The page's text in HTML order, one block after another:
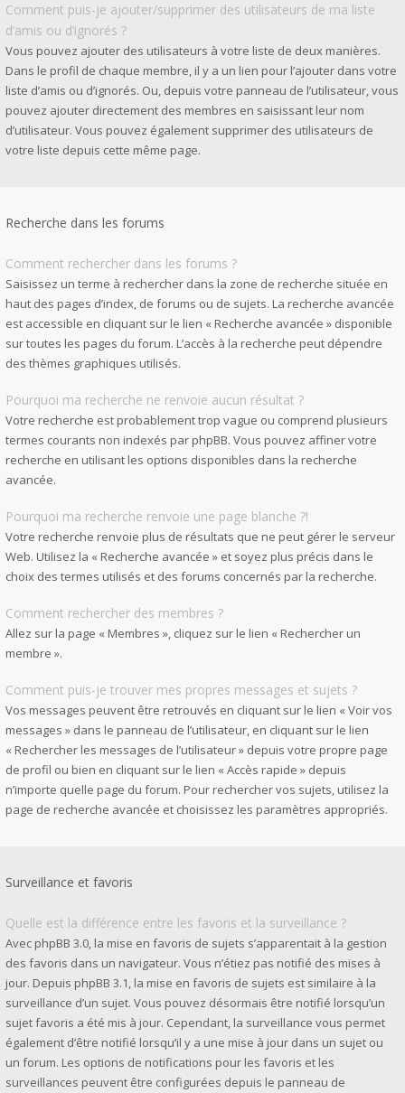
Comment puis-je ajouter/supprimer des utilisateurs de ma liste
d’amis ou d’ignorés ?
Vous pouvez ajouter des utilisateurs à votre liste de deux manières.
Dans le profil de chaque membre, il y a un lien pour l’ajouter dans votre
liste d’amis ou d’ignorés. Ou, depuis votre panneau de l’utilisateur, vous
pouvez ajouter directement des membres en saisissant leur nom
d’utilisateur. Vous pouvez également supprimer des utilisateurs de
votre liste depuis cette même page.
Recherche dans les forums
Comment rechercher dans les forums ?
Saisissez un terme à rechercher dans la zone de recherche située en
haut des pages d’index, de forums ou de sujets. La recherche avancée
est accessible en cliquant sur le lien « Recherche avancée » disponible
sur toutes les pages du forum. L’accès à la recherche peut dépendre
des thèmes graphiques utilisés.
Pourquoi ma recherche ne renvoie aucun résultat ?
Votre recherche est probablement trop vague ou comprend plusieurs
termes courants non indexés par phpBB. Vous pouvez affiner votre
recherche en utilisant les options disponibles dans la recherche
avancée.
Pourquoi ma recherche renvoie une page blanche ?!
Votre recherche renvoie plus de résultats que ne peut gérer le serveur
Web. Utilisez la « Recherche avancée » et soyez plus précis dans le
choix des termes utilisés et des forums concernés par la recherche.
Comment rechercher des membres ?
Allez sur la page « Membres », cliquez sur le lien « Rechercher un
membre ».
Comment puis-je trouver mes propres messages et sujets ?
Vos messages peuvent être retrouvés en cliquant sur le lien « Voir vos
messages » dans le panneau de l’utilisateur, en cliquant sur le lien
« Rechercher les messages de l’utilisateur » depuis votre propre page
de profil ou bien en cliquant sur le lien « Accès rapide » depuis
n’importe quelle page du forum. Pour rechercher vos sujets, utilisez la
page de recherche avancée et choisissez les paramètres appropriés.
Surveillance et favoris
Quelle est la différence entre les favoris et la surveillance ?
Avec phpBB 3.0, la mise en favoris de sujets s’apparentait à la gestion
des favoris dans un navigateur. Vous n’étiez pas notifié des mises à
jour. Depuis phpBB 3.1, la mise en favoris de sujets est similaire à la
surveillance d’un sujet. Vous pouvez désormais être notifié lorsqu’un
sujet favoris a été mis à jour. Cependant, la surveillance vous permet
également d’être notifié lorsqu’il y a une mise à jour dans un sujet ou
un forum. Les options de notifications pour les favoris et les
surveillances peuvent être configurées depuis le panneau de